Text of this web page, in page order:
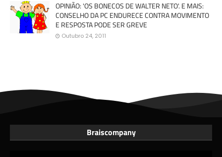
OPINIÃO: 'OS BONECOS DE WALTER NETO'. E MAIS:
CONSELHO DA PC ENDURECE CONTRA MOVIMENTO
E RESPOSTA PODE SER GREVE
Outubro 24, 2011
Braiscompany